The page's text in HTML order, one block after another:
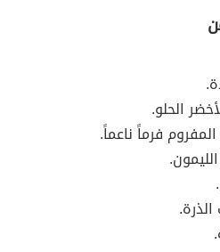
الحلو.
فرماً ناعماً.